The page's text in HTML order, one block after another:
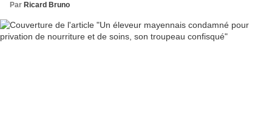
Par Ricard Bruno